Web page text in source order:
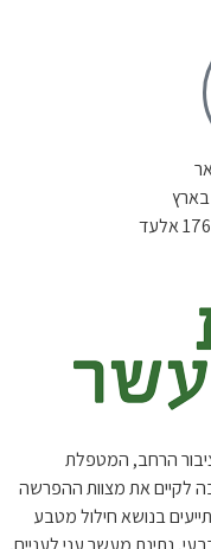
בארץ
הרחב, המטפלת
לקיים את מצוות ההפרשה
בנושא חילול מטבע